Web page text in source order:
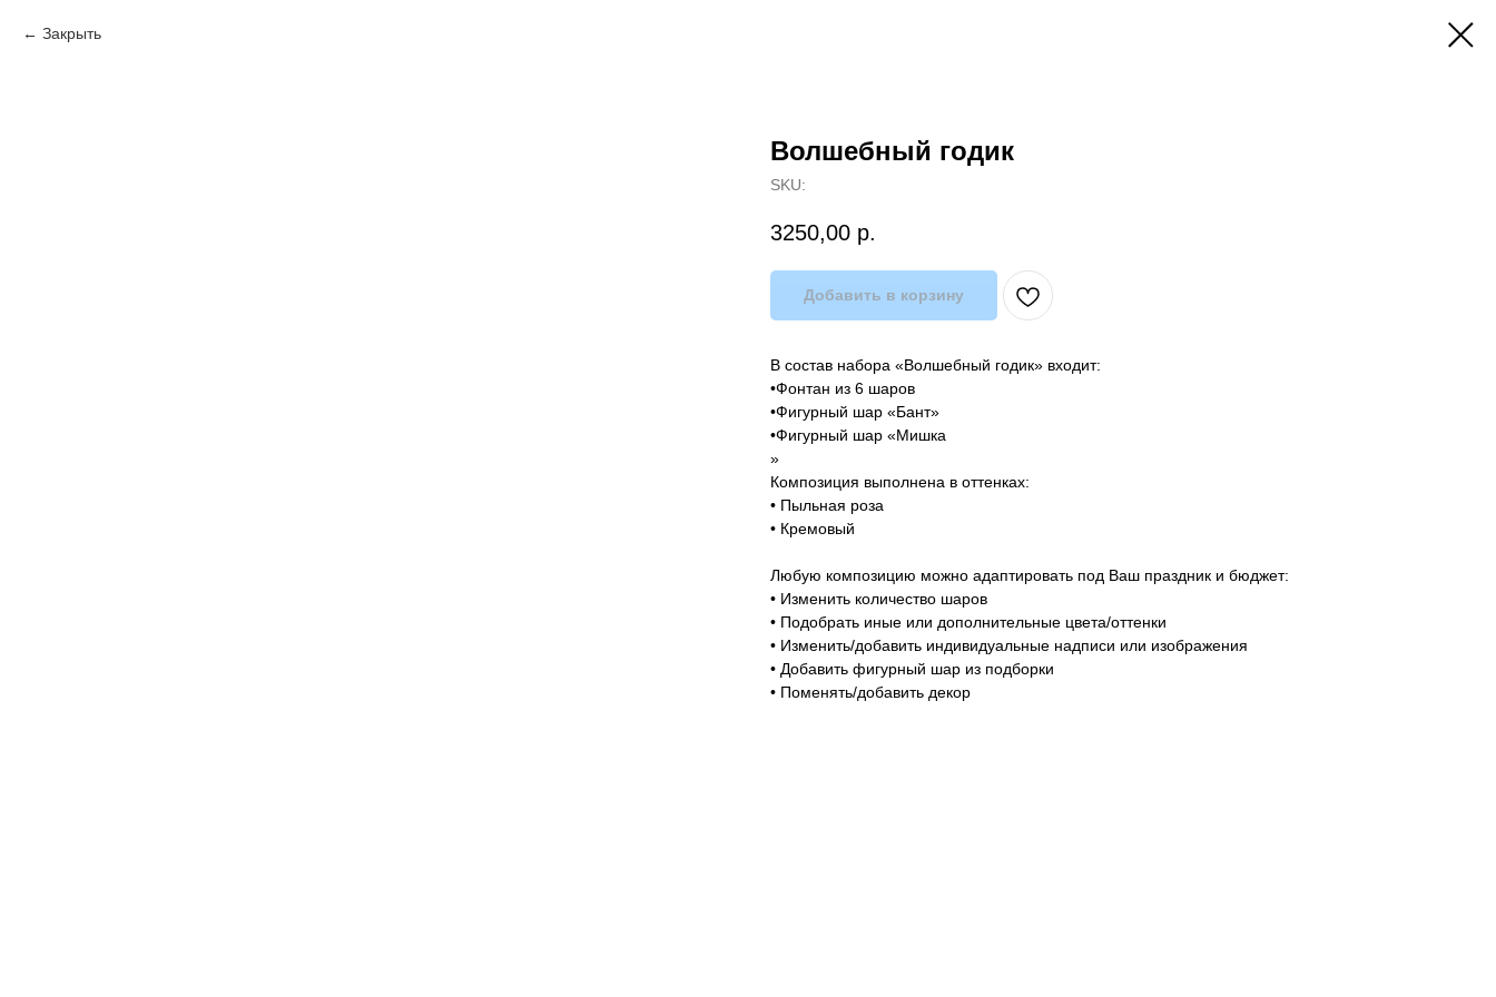
Закрыть
Волшебный годик
SKU:
3250,00 р.
Добавить в корзину
В состав набора «Волшебный годик» входит:
•Фонтан из 6 шаров
•Фигурный шар «Бант»
•Фигурный шар «Мишка
»
Композиция выполнена в оттенках:
• Пыльная роза
• Кремовый
Любую композицию можно адаптировать под Ваш праздник и бюджет:
• Изменить количество шаров
• Подобрать иные или дополнительные цвета/оттенки
• Изменить/добавить индивидуальные надписи или изображения
• Добавить фигурный шар из подборки
• Поменять/добавить декор